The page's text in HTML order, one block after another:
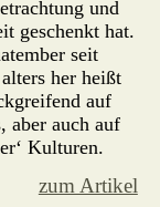
und
geschenkt hat.
seit
her heißt
auf
aber auch auf
Kulturen.
zum Artikel